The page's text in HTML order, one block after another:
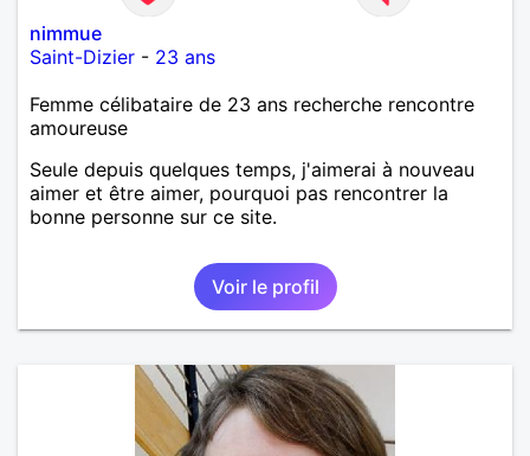
nimmue
Saint-Dizier - 23 ans
Femme célibataire de 23 ans recherche rencontre
amoureuse
Seule depuis quelques temps, j'aimerai à nouveau
aimer et être aimer, pourquoi pas rencontrer la
bonne personne sur ce site.
Voir le profil